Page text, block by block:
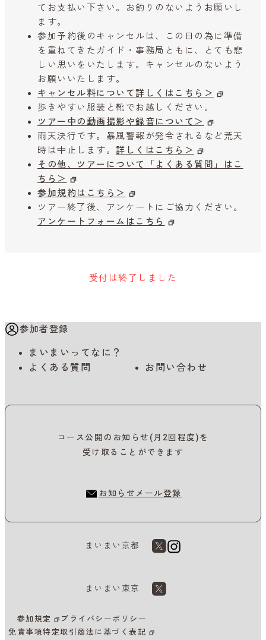
てお支払い下さい。お釣りのないようお願いし
ます。
参加予約後のキャンセルは、この日の為に準備
を重ねてきたガイド・事務局ともに、とても悲
しい思いをいたします。キャンセルのないよう
お願いいたします。
キャンセル料について詳しくはこちら＞
歩きやすい服装と靴でお越しください。
ツアー中の動画撮影や録音について＞
雨天決行です。暴風警報が発令されるなど荒天
時は中止します。 詳しくはこちら＞
その他、ツアーについて「よくある質問」はこ
ちら＞
参加規約はこちら＞
ツアー終了後、アンケートにご協力ください。
アンケートフォームはこちら
受付は終了しました
参加者登録
まいまいってなに？
よくある質問
お問い合わせ
コース公開のお知らせ(月2回程度)を
受け取ることができます
お知らせメール登録
まいまい京都
まいまい東京
参加規定
プライバシーポリシー
免責事項特定取引商法に基づく表記